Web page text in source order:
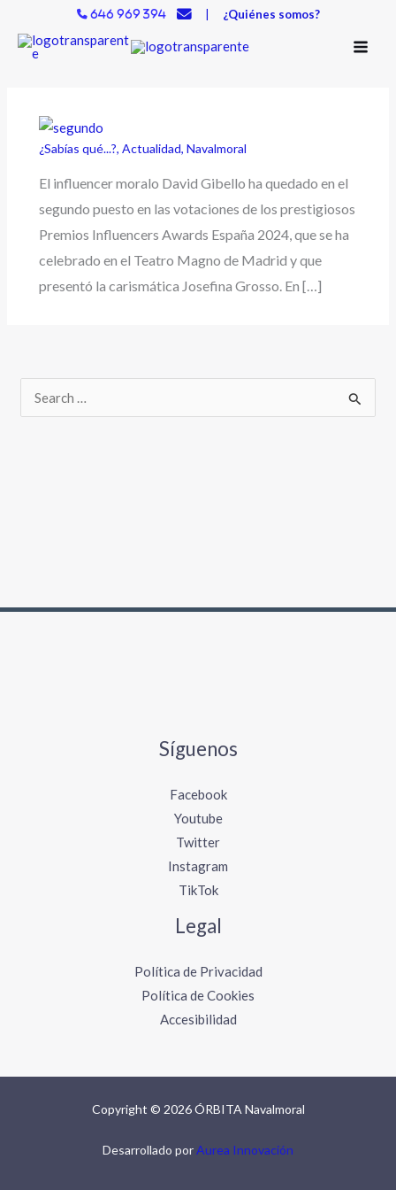
contenido
646 969 394 | ¿Quiénes somos?
¿Sabías qué...?,Actualidad,Navalmoral
El influencer moralo David Gibello ha quedado en el
segundo puesto en las votaciones de los prestigiosos
Premios Influencers Awards España 2024, que se ha
celebrado en el Teatro Magno de Madrid y que
presentó la carismática Josefina Grosso. En […]
Síguenos
Facebook
Youtube
Twitter
Instagram
TikTok
Legal
Política de Privacidad
Política de Cookies
Accesibilidad
Copyright © 2026 ÓRBITA Navalmoral
Desarrollado porAurea Innovación